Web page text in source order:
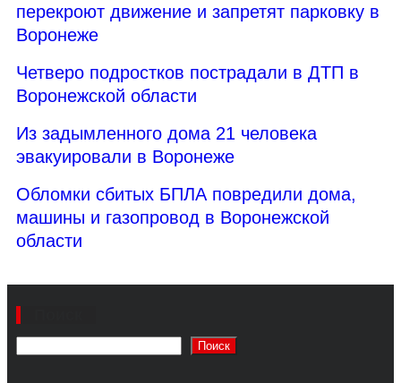
перекроют движение и запретят парковку в
Воронеже
Четверо подростков пострадали в ДТП в
Воронежской области
Из задымленного дома 21 человека
эвакуировали в Воронеже
Обломки сбитых БПЛА повредили дома,
машины и газопровод в Воронежской
области
Поиск